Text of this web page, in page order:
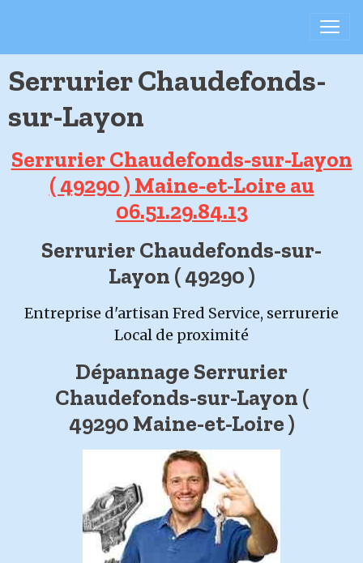
Serrurier Chaudefonds-
sur-Layon
Serrurier Chaudefonds-sur-Layon
( 49290 ) Maine-et-Loire au
06.51.29.84.13
Serrurier Chaudefonds-sur-
Layon ( 49290 )
Entreprise d'artisan Fred Service, serrurerie
Local de proximité
Dépannage Serrurier
Chaudefonds-sur-Layon (
49290 Maine-et-Loire )